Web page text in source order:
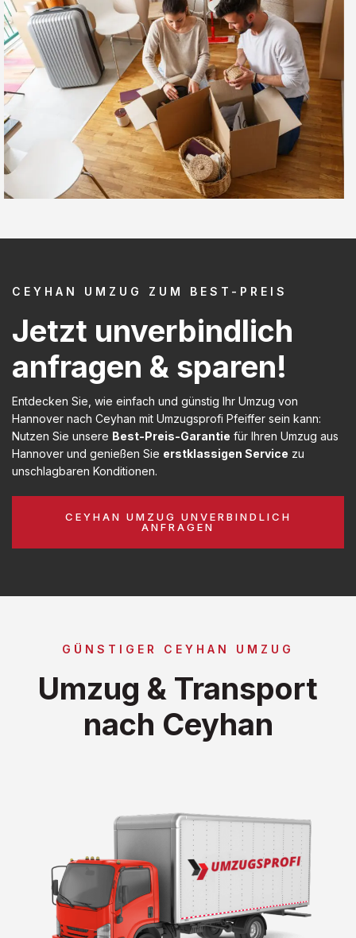
CEYHAN UMZUG ZUM BEST-PREIS
Jetzt unverbindlich
anfragen & sparen!
Entdecken Sie, wie einfach und günstig Ihr Umzug von
Hannover nach Ceyhan mit Umzugsprofi Pfeiffer sein kann:
Nutzen Sie unsere Best-Preis-Garantie für Ihren Umzug aus
Hannover und genießen Sie erstklassigen Service zu
unschlagbaren Konditionen.
CEYHAN UMZUG UNVERBINDLICH
ANFRAGEN
GÜNSTIGER CEYHAN UMZUG
Umzug & Transport
nach Ceyhan